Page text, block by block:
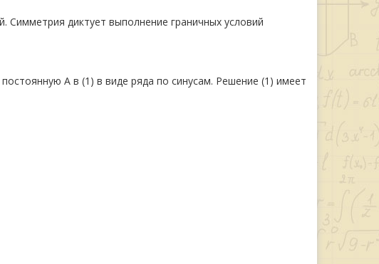
Симметрия диктует выполнение граничных условий
A в (1) в виде ряда по синусам. Решение (1) имеет